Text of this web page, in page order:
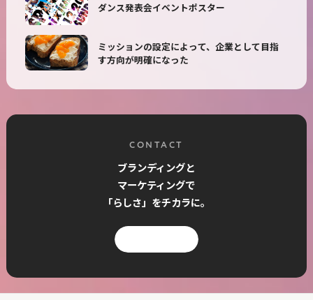
ダンス発表会イベントポスター
ミッションの設定によって、企業として目指
す方向が明確になった
CONTACT
ブランディングと
マーケティングで
「らしさ」をチカラに。